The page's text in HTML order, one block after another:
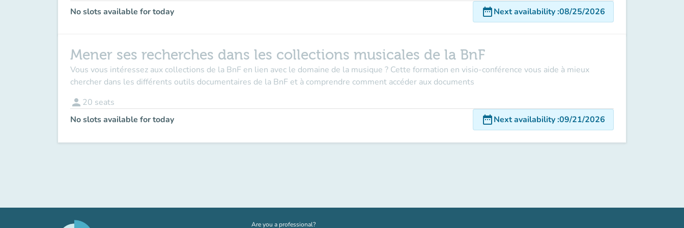
No slots available for today date_rangeNext availability:08/25/2026
Mener ses recherches dans les collections musicales de la BnF
Vous vous intéressez aux collections de la BnF en lien avec le domaine de la musique ? Cette formation en visio-conférence vous aide à mieux
chercher dans les différents outils documentaires de la BnF et à comprendre comment accéder aux documents
person 20 seats
No slots available for today
date_rangeNext availability:09/21/2026
Are you a professional?(new tab)